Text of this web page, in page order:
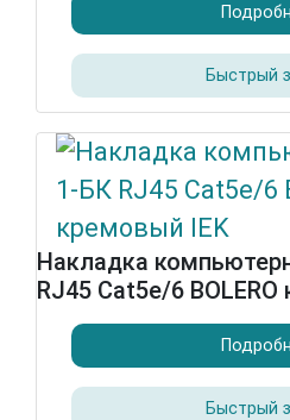
Быстрый
Накладка
RJ45 Cat5e/6
Быстрый